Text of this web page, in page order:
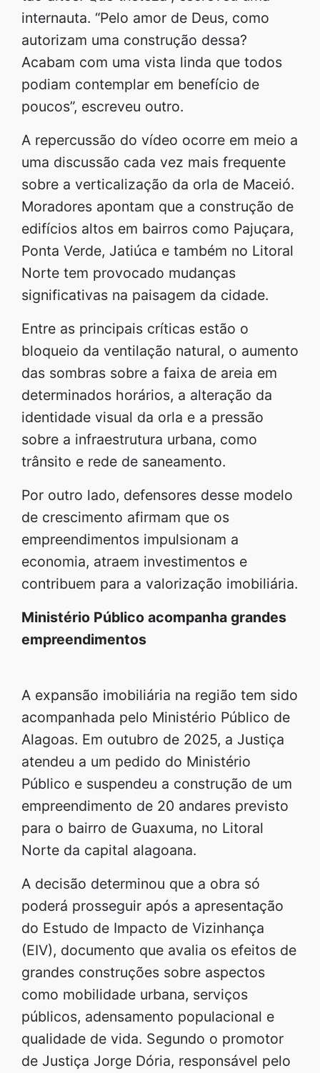
internauta. “Pelo amor de Deus, como
autorizam uma construção dessa?
Acabam com uma vista linda que todos
podiam contemplar em benefício de
poucos”, escreveu outro.
A repercussão do vídeo ocorre em meio a
uma discussão cada vez mais frequente
sobre a verticalização da orla de Maceió.
Moradores apontam que a construção de
edifícios altos em bairros como Pajuçara,
Ponta Verde, Jatiúca e também no Litoral
Norte tem provocado mudanças
significativas na paisagem da cidade.
Entre as principais críticas estão o
bloqueio da ventilação natural, o aumento
das sombras sobre a faixa de areia em
determinados horários, a alteração da
identidade visual da orla e a pressão
sobre a infraestrutura urbana, como
trânsito e rede de saneamento.
Por outro lado, defensores desse modelo
de crescimento afirmam que os
empreendimentos impulsionam a
economia, atraem investimentos e
contribuem para a valorização imobiliária.
Ministério Público acompanha grandes
empreendimentos
A expansão imobiliária na região tem sido
acompanhada pelo Ministério Público de
Alagoas. Em outubro de 2025, a Justiça
atendeu a um pedido do Ministério
Público e suspendeu a construção de um
empreendimento de 20 andares previsto
para o bairro de Guaxuma, no Litoral
Norte da capital alagoana.
A decisão determinou que a obra só
poderá prosseguir após a apresentação
do Estudo de Impacto de Vizinhança
(EIV), documento que avalia os efeitos de
grandes construções sobre aspectos
como mobilidade urbana, serviços
públicos, adensamento populacional e
qualidade de vida. Segundo o promotor
de Justiça Jorge Dória, responsável pelo